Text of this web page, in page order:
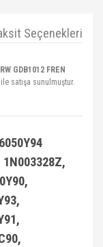
Seçenekleri
GDB1012 FREN
satışa sunulmuştur.
1N003328Z,